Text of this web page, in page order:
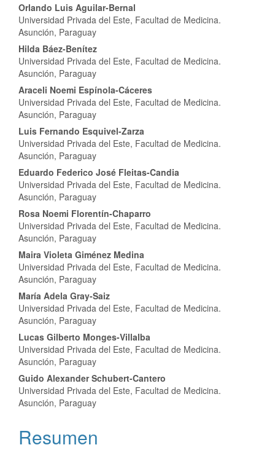
Orlando Luis Aguilar-Bernal
Universidad Privada del Este, Facultad de Medicina.
Asunción, Paraguay
Hilda Báez-Benítez
Universidad Privada del Este, Facultad de Medicina.
Asunción, Paraguay
Araceli Noemi Espínola-Cáceres
Universidad Privada del Este, Facultad de Medicina.
Asunción, Paraguay
Luis Fernando Esquivel-Zarza
Universidad Privada del Este, Facultad de Medicina.
Asunción, Paraguay
Eduardo Federico José Fleitas-Candia
Universidad Privada del Este, Facultad de Medicina.
Asunción, Paraguay
Rosa Noemi Florentín-Chaparro
Universidad Privada del Este, Facultad de Medicina.
Asunción, Paraguay
Maira Violeta Giménez Medina
Universidad Privada del Este, Facultad de Medicina.
Asunción, Paraguay
María Adela Gray-Saiz
Universidad Privada del Este, Facultad de Medicina.
Asunción, Paraguay
Lucas Gilberto Monges-Villalba
Universidad Privada del Este, Facultad de Medicina.
Asunción, Paraguay
Guido Alexander Schubert-Cantero
Universidad Privada del Este, Facultad de Medicina.
Asunción, Paraguay
Resumen